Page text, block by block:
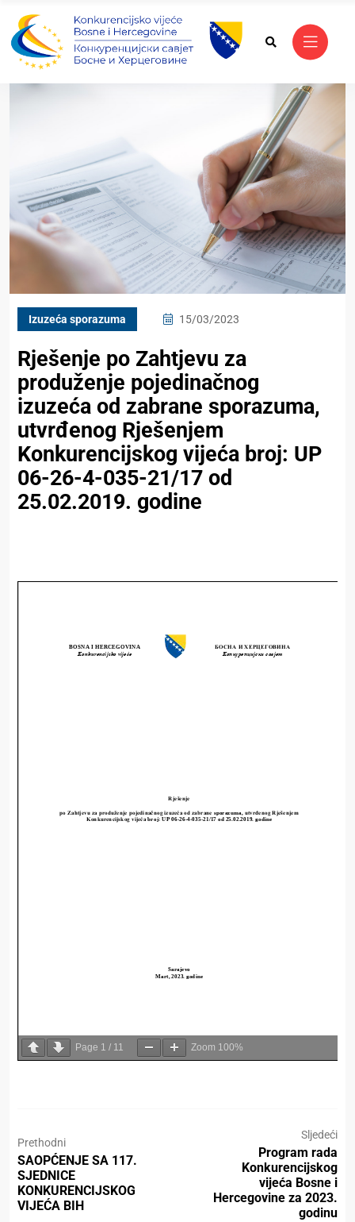
Izuzeća sporazuma 15/03/2023
Rješenje po Zahtjevu za
produženje pojedinačnog
izuzeća od zabrane sporazuma,
utvrđenog Rješenjem
Konkurencijskog vijeća broj: UP
06-26-4-035-21/17 od
25.02.2019. godine
Page 1 / 11 Zoom 100%
Prethodni
SAOPĆENJE SA 117.
SJEDNICE
KONKURENCIJSKOG
VIJEĆA BIH
Sljedeći
Program rada
Konkurencijskog
vijeća Bosne i
Hercegovine za 2023.
godinu